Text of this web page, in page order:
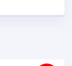
da 1,3 mm